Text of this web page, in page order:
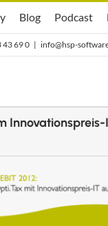
hsp
Blog
Blog Opti.Cast
Podcast
43 69 0 | info@hsp-
Innovationspreis-